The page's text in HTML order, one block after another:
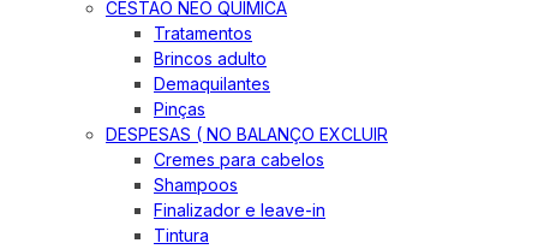
CESTÃO NEO QUIMICA
Tratamentos
Brincos adulto
Demaquilantes
Pinças
DESPESAS ( NO BALANÇO EXCLUIR
Cremes para cabelos
Shampoos
Finalizador e leave-in
Tintura